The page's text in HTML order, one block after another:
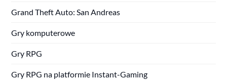
Grand Theft Auto: San Andreas
Gry komputerowe
Gry RPG
Gry RPG na platformie Instant-Gaming